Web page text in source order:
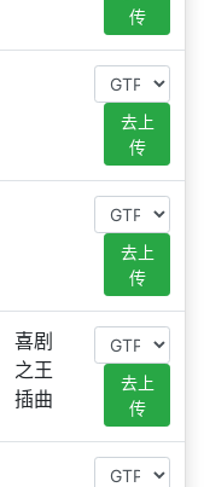
传
去上
传
去上
传
喜剧
之王
插曲
去上
传